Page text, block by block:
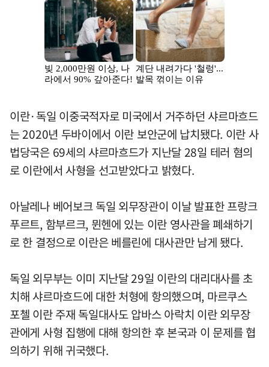
이란·독일 이중국적자로 미국에서 거주하던 샤르마흐드
는 2020년 두바이에서 이란 보안군에 납치됐다. 이란 사
법당국은 69세의 샤르마흐드가 지난달 28일 테러 혐의
로 이란에서 사형을 선고받았다고 밝혔다.
아날레나 베어보크 독일 외무장관이 이날 발표한 프랑크
푸르트, 함부르크, 뮌헨에 있는 이란 영사관을 폐쇄하기
로 한 결정으로 이란은 베를린에 대사관만 남게 됐다.
독일 외무부는 이미 지난달 29일 이란의 대리대사를 초
치해 샤르마흐드에 대한 처형에 항의했으며, 마르쿠스
포첼 이란 주재 독일대사도 압바스 아락치 이란 외무장
관에게 사형 집행에 대해 항의한 후 본국과 이 문제를 협
의하기 위해 귀국했다.